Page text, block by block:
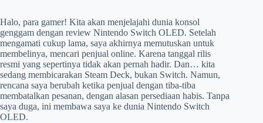
Halo, para gamer! Kita akan menjelajahi dunia konsol
genggam dengan review Nintendo Switch OLED. Setelah
mengamati cukup lama, saya akhirnya memutuskan untuk
membelinya, mencari penjual online. Karena tanggal rilis
resmi yang sepertinya tidak akan pernah hadir. Dan… kita
sedang membicarakan Steam Deck, bukan Switch. Namun,
rencana saya berubah ketika penjual dengan tiba-tiba
membatalkan pesanan, dengan alasan persediaan habis. Tanpa
saya duga, ini membawa saya ke dunia Nintendo Switch
OLED.